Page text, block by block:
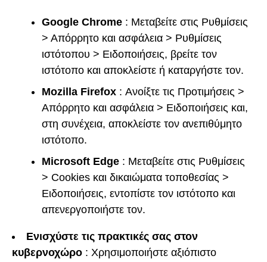
Google Chrome : Μεταβείτε στις Ρυθμίσεις
> Απόρρητο και ασφάλεια > Ρυθμίσεις
ιστότοπου > Ειδοποιήσεις, βρείτε τον
ιστότοπο και αποκλείστε ή καταργήστε τον.
Mozilla Firefox : Ανοίξτε τις Προτιμήσεις >
Απόρρητο και ασφάλεια > Ειδοποιήσεις και,
στη συνέχεια, αποκλείστε τον ανεπιθύμητο
ιστότοπο.
Microsoft Edge : Μεταβείτε στις Ρυθμίσεις
> Cookies και δικαιώματα τοποθεσίας >
Ειδοποιήσεις, εντοπίστε τον ιστότοπο και
απενεργοποιήστε τον.
Ενισχύστε τις πρακτικές σας στον
κυβερνοχώρο : Χρησιμοποιήστε αξιόπιστο